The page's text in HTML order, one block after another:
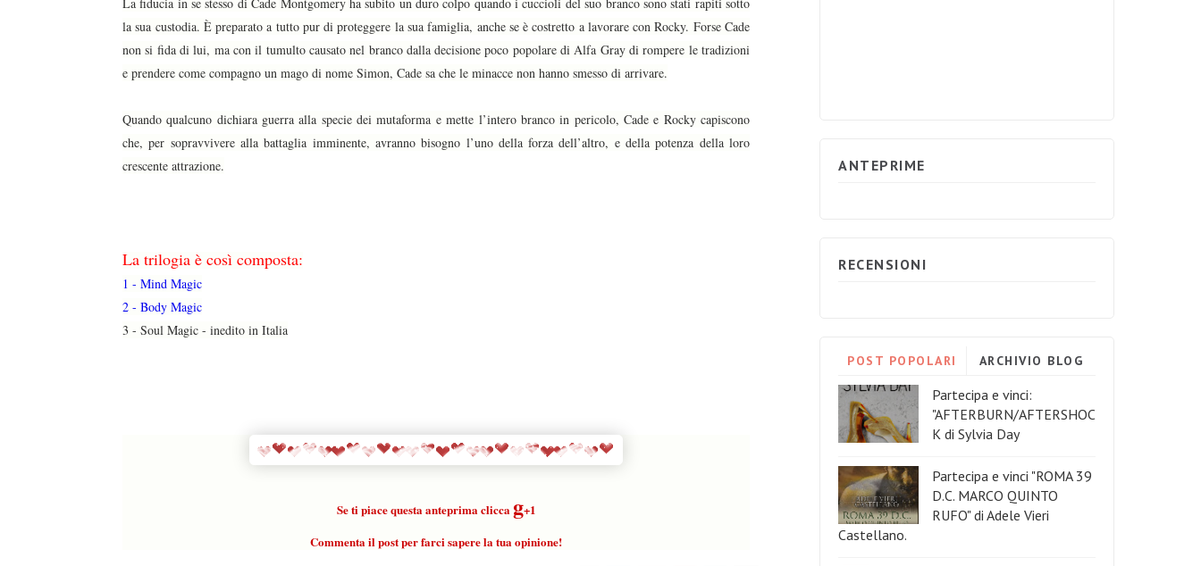
la sua custodia. È preparato a tutto pur di proteggere la sua famiglia, anche se è costretto a lavorare con Rocky. Forse Cade
non si fida di lui, ma con il tumulto causato nel branco dalla decisione poco popolare di Alfa Gray di rompere le tradizioni
e prendere come compagno un mago di nome Simon, Cade sa che le minacce non hanno smesso di arrivare.
Quando qualcuno dichiara guerra alla specie dei mutaforma e mette l’intero branco in pericolo, Cade e Rocky capiscono
che, per sopravvivere alla battaglia imminente, avranno bisogno l’uno della forza dell’altro, e della potenza della loro
crescente attrazione.
La trilogia è così composta:
1 - Mind Magic
2 - Body Magic
3 - Soul Magic - inedito in Italia
Se ti piace questa anteprima clicca g+1
Commenta il post per farci sapere la tua opinione!
ANTEPRIME
RECENSIONI
POST POPOLARI ARCHIVIO BLOG
Partecipa e vinci:
"AFTERBURN/AFTERSHOC
K di Sylvia Day
Partecipa e vinci "ROMA 39
D.C. MARCO QUINTO
RUFO" di Adele Vieri
Castellano.